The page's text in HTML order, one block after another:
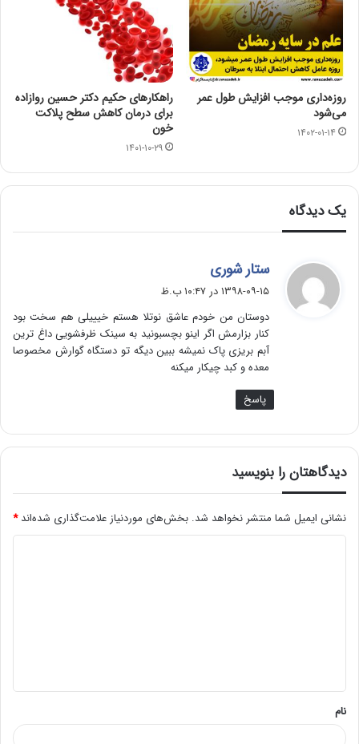
روزه‌داری موجب افزایش طول عمر
می‌شود
۱۴۰۲-۰۱-۱۴
راهکارهای حکیم دکتر حسین روازاده
برای درمان کاهش سطح پلاکت
خون
۱۴۰۱-۱۰-۲۹
یک دیدگاه
ستار شوری
ف
ت
:
۱۳۹۸-۰۹-۱۵ در ۱۰:۴۷ ب.ظ
دوستان من خودم عاشق نوتلا هستم خیییلی هم سخت بود
کنار بزارمش اگر اینو بچسبونید به سینک ظرفشویی داغ ترین
آبم بریزی پاک نمیشه ببین دیگه تو دستگاه گوارش مخصوصا
معده و کبد چیکار میکنه
پاسخ
دیدگاهتان را بنویسید
نشانی ایمیل شما منتشر نخواهد شد. بخش‌های موردنیاز علامت‌گذاری شده‌اند*
*
نام